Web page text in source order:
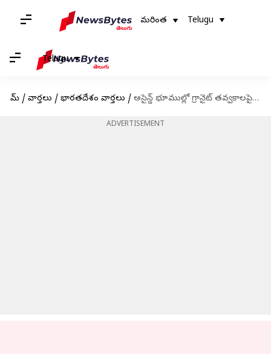
మరింత Telugu
Telugu
హోమ్ / వార్తలు / భారతదేశం వార్తలు / అసైన్డ్ భూముల్లో గ్రానైట్ తవ్వకాలపై హైకోర్టులో విచారణ.. మంత్రి రజనీకి నోటీసు
ADVERTISEMENT